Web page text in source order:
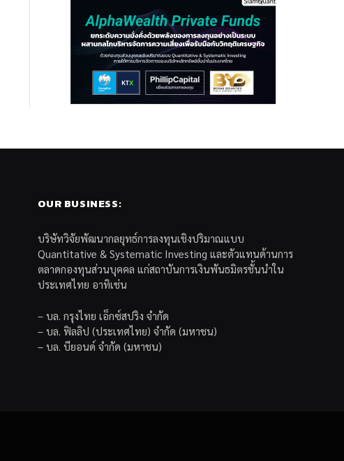
OUR BUSINESS:
บริษัทวิจัยพัฒนากลยุทธ์การลงทุนเชิงปริมาณแบบ
Quantitative & Systematic Investing และตัวแทนด้านการ
ตลาดกองทุนส่วนบุคคล แก่สถาบันการเงินพันธมิตรชั้นนำใน
ประเทศไทย อาทิเช่น
– บล. กรุงไทย เอ็กซ์สปริง จำกัด
– บล. ฟิลลิป (ประเทศไทย) จำกัด (มหาชน)
– บล. บียอนด์ จำกัด (มหาชน)